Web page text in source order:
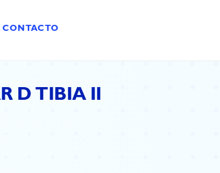
CONTACTO
D TIBIA II